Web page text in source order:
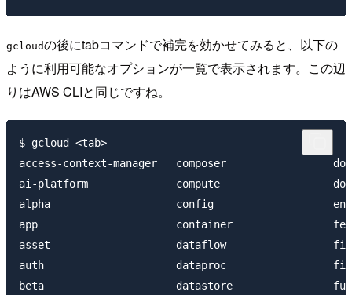
gcloudの後にtabコマンドで補完を効かせてみると、以下の
ように利用可能なオプションが一覧で表示されます。この辺
りはAWS CLIと同じですね。
$ gcloud <tab>
access-context-manager   composer
ai-platform              compute
alpha                    config
app                      container
asset                    dataflow
auth                     dataproc
beta                     datastore